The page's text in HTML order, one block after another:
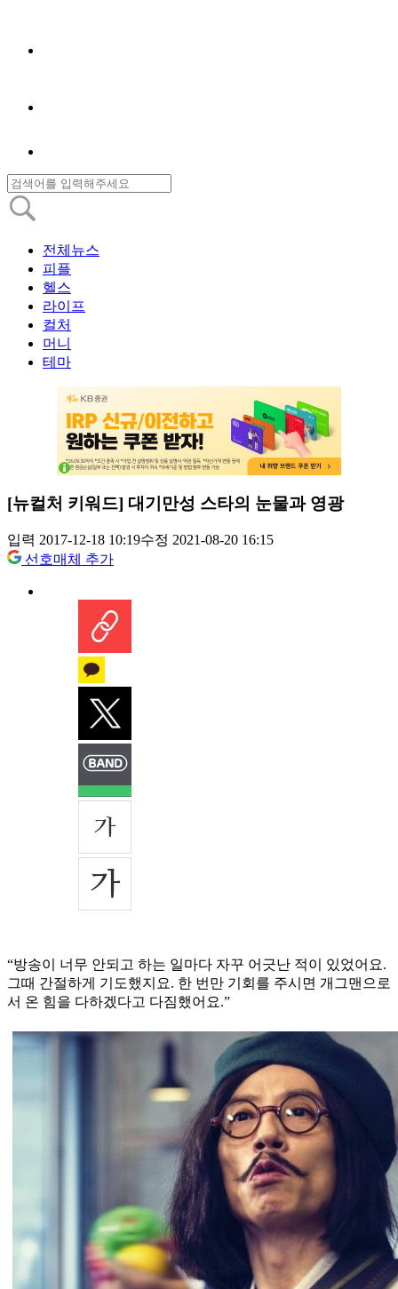
전체뉴스
피플
헬스
라이프
컬처
머니
테마
[뉴컬처 키워드] 대기만성 스타의 눈물과 영광
입력 2017-12-18 10:19수정 2021-08-20 16:15
선호매체 추가
“방송이 너무 안되고 하는 일마다 자꾸 어긋난 적이 있었어요.
그때 간절하게 기도했지요. 한 번만 기회를 주시면 개그맨으로
서 온 힘을 다하겠다고 다짐했어요.”